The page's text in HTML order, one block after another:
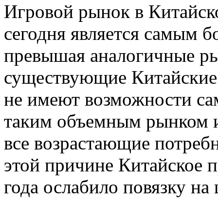
Игровой рынок в
сегодня является самым
превышая аналогичные
существующие Китайские
не имеют возможности
таким объемным рынком
все возрастающие
этой причине Китайское
года ослабило повязку